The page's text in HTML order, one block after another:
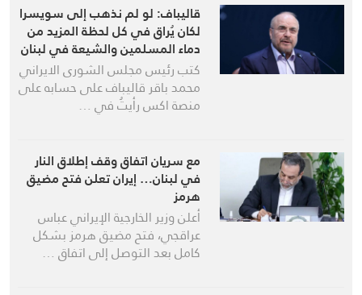
قاليباف: لو لم نذهب إلى سويسرا
لكان يُراق في كل لحظة المزيد من
دماء المسلمين والشيعة في لبنان
كتب رئيس مجلس الشورى الايراني
محمد باقر قاليباف على حسابه على
منصة اكس رأيتُ في …
مع سريان اتفاق وقف إطلاق النار
في لبنان… إيران تعلن فتح مضيق
هرمز
أعلن وزير الخارجية الإيراني عباس
عراقجي، فتح مضيق هرمز بشكل
كامل بعد التوصل إلى اتفاق …